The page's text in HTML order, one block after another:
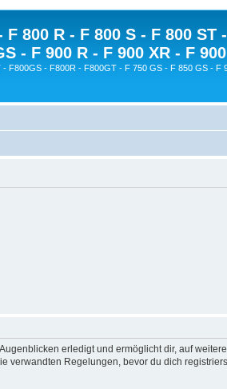
800 R - F 800 S - F 800 ST
- F 900 R - F 900 XR - F
F800GS - F800R - F800GT - F 750 GS - F 850 GS - F
erledigt und ermöglicht dir, auf
Regelungen, bevor du dich